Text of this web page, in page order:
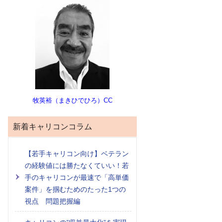
牧英裕（まきひでひろ）CC
新着キャリコンコラム
【若手キャリコン向け】ベテラン
の経験値には勝たなくていい！若
手のキャリコンが最速で「高単価
案件」を掴むためのたった1つの
視点 問題把握編